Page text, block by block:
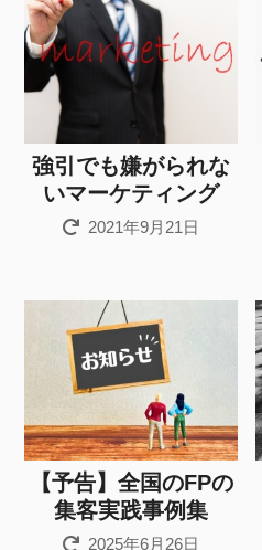
強引でも嫌がられな
いマーケティング
2021年9月21日
【予告】全国のFPの
集客実践事例集
2025年6月26日